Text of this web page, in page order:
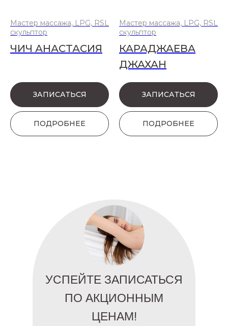
Мастер массажа, LPG, RSL
скульптор
ЧИЧ АНАСТАСИЯ
ЗАПИСАТЬСЯ
ПОДРОБНЕЕ
Мастер массажа, LPG, RSL
скульптор
КАРАДЖАЕВА
ДЖАХАН
ЗАПИСАТЬСЯ
ПОДРОБНЕЕ
УСПЕЙТЕ ЗАПИСАТЬСЯ
ПО АКЦИОННЫМ
ЦЕНАМ!